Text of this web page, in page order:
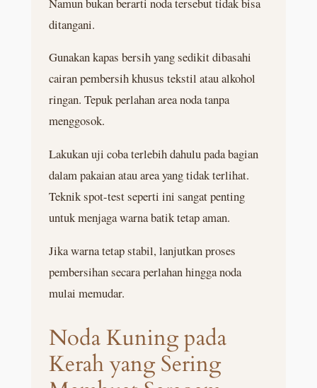
ditangani.
Gunakan kapas bersih yang sedikit dibasahi
cairan pembersih khusus tekstil atau alkohol
ringan. Tepuk perlahan area noda tanpa
menggosok.
Lakukan uji coba terlebih dahulu pada bagian
dalam pakaian atau area yang tidak terlihat.
Teknik spot-test seperti ini sangat penting
untuk menjaga warna batik tetap aman.
Jika warna tetap stabil, lanjutkan proses
pembersihan secara perlahan hingga noda
mulai memudar.
Noda Kuning pada
Kerah yang Sering